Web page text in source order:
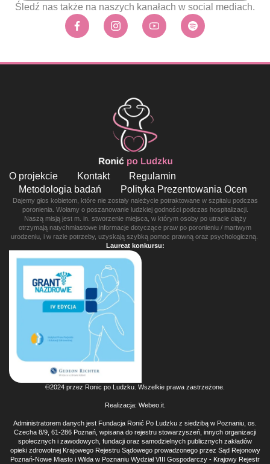
Śledź nas także na naszych kanałach w social mediach.
O projekcie Kontakt
Regulamin
Metodologia badań
Polityka Prezentowania Ocen
Dajemy głos kobietom, które nie zostały należycie potraktowane w szpitalu podczas
poronienia. Wołamy o poszanowanie ludzkiej godności podczas hospitalizacji.
Naszą misją jest m. in. stworzenie miejsca, w którym osoby po utracie ciąży
otrzymają natychmiastowe informacje dotyczące praw po poronieniu / martwym
urodzeniu, i w razie potrzeby, uzyskają szybką pomoc prawną oraz psychologiczną.
Laureat konkursu:
©2024 przez Ronic po Ludzku. Wszelkie prawa zastrzeżone.
Realizacja: Webeo.it.
Administratorem danych jest Fundacja Ronić Po Ludzku z siedzibą w Poznaniu, os.
Czecha 8/9, 61-286 Poznań, wpisana do rejestru stowarzyszeń, innych organizacji
społecznych i zawodowych, fundacji oraz samodzielnych publicznych zakładów
opieki zdrowotnej Krajowego Rejestru Sądowego prowadzonego przez Sąd Rejonowy
Poznań-Nowe Miasto i Wilda w Poznaniu Wydział VIII Gospodarczy - Krajowy Rejestr